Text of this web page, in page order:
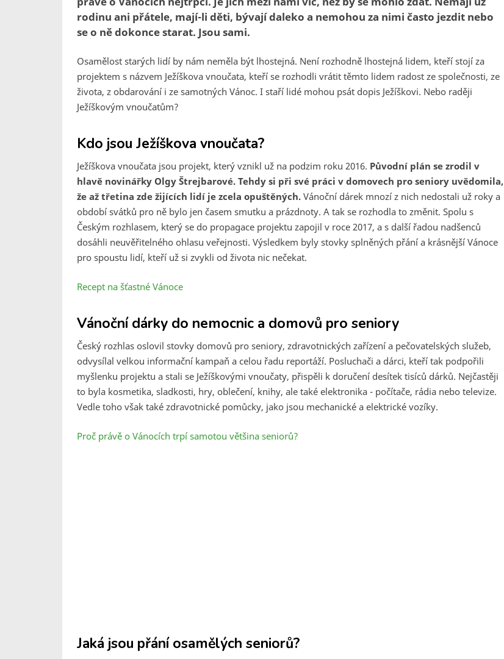
rodinu ani přátele, mají-li děti, bývají daleko a nemohou za nimi často jezdit nebo
se o ně dokonce starat. Jsou sami.
Osamělost starých lidí by nám neměla být lhostejná. Není rozhodně lhostejná lidem, kteří stojí za
projektem s názvem Ježíškova vnoučata, kteří se rozhodli vrátit těmto lidem radost ze společnosti, ze
života, z obdarování i ze samotných Vánoc. I staří lidé mohou psát dopis Ježíškovi. Nebo raději
Ježíškovým vnoučatům?
Kdo jsou Ježíškova vnoučata?
Ježíškova vnoučata jsou projekt, který vznikl už na podzim roku 2016. Původní plán se zrodil v
hlavě novinářky Olgy Štrejbarové. Tehdy si při své práci v domovech pro seniory uvědomila,
že až třetina zde žijících lidí je zcela opuštěných. Vánoční dárek mnozí z nich nedostali už roky a
období svátků pro ně bylo jen časem smutku a prázdnoty. A tak se rozhodla to změnit. Spolu s
Českým rozhlasem, který se do propagace projektu zapojil v roce 2017, a s další řadou nadšenců
dosáhli neuvěřitelného ohlasu veřejnosti. Výsledkem byly stovky splněných přání a krásnější Vánoce
pro spoustu lidí, kteří už si zvykli od života nic nečekat.
Recept na šťastné Vánoce
Vánoční dárky do nemocnic a domovů pro seniory
Český rozhlas oslovil stovky domovů pro seniory, zdravotnických zařízení a pečovatelských služeb,
odvysílal velkou informační kampaň a celou řadu reportáží. Posluchači a dárci, kteří tak podpořili
myšlenku projektu a stali se Ježíškovými vnoučaty, přispěli k doručení desítek tisíců dárků. Nejčastěji
to byla kosmetika, sladkosti, hry, oblečení, knihy, ale také elektronika - počítače, rádia nebo televize.
Vedle toho však také zdravotnické pomůcky, jako jsou mechanické a elektrické vozíky.
Proč právě o Vánocích trpí samotou většina seniorů?
Jaká jsou přání osamělých seniorů?